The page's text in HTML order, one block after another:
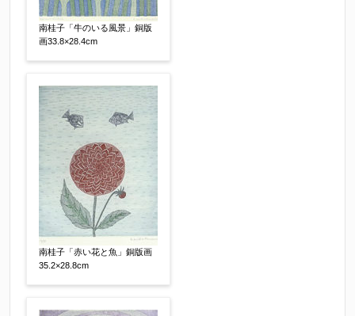
南桂子「牛のいる風景」銅版
画33.8×28.4cm
南桂子「赤い花と魚」銅版画
35.2×28.8cm